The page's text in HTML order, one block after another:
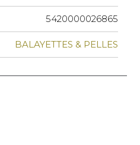
5420000026865
BALAYETTES & PELLES